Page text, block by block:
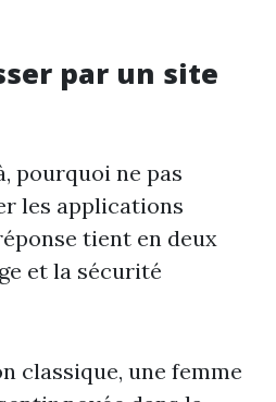
par un site
pourquoi ne pas
les applications
tient en deux
et la sécurité
classique, une femme